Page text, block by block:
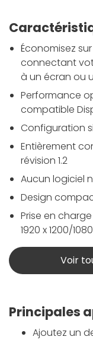
Économisez
connectant
à un écran ou
Performance
compatible
Configuration
Entièrement
révision 1.2
Aucun logiciel
Design
Prise en
1920 x 1200/
Voir
Principales
Ajoutez un